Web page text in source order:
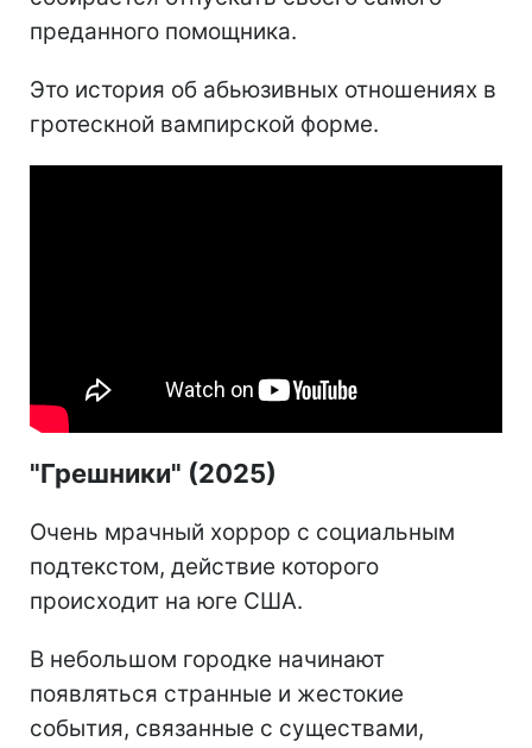
преданного помощника.
Это история об абьюзивных отношениях в
гротескной вампирской форме.
"Грешники" (2025)
Очень мрачный хоррор с социальным
подтекстом, действие которого
происходит на юге США.
В небольшом городке начинают
появляться странные и жестокие
события, связанные с существами,